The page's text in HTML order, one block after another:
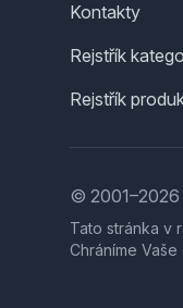
Kontakty
Rejstřík
Rejstřík
© 2001–2026
Tato stránka v
Chráníme